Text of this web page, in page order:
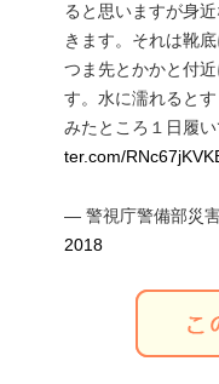
ると思いますが身
きます。それは靴
つま先とかかと付
す。水に濡れると
みたところ１日履
ter.com/
— 警視庁警備部災
2018